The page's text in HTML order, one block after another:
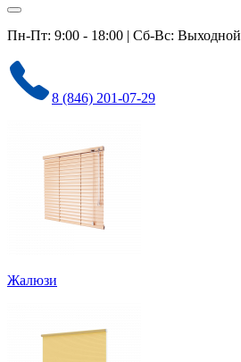
Пн-Пт: 9:00 - 18:00 | Сб-Вс: Выходной
8 (846) 201-07-29
Жалюзи